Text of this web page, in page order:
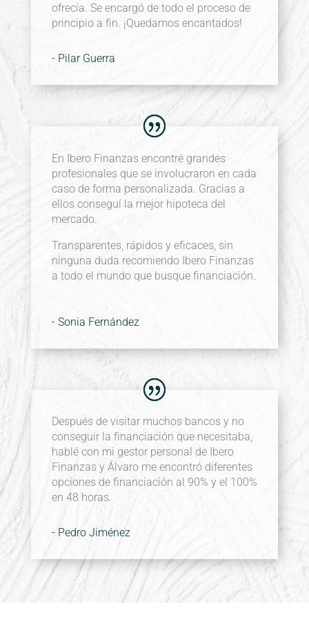
ofrecía. Se encargó de todo el proceso de
principio a fin. ¡Quedamos encantados!
- Pilar Guerra
En Ibero Finanzas encontré grandes
profesionales que se involucraron en cada
caso de forma personalizada. Gracias a
ellos conseguí la mejor hipoteca del
mercado.
Transparentes, rápidos y eficaces, sin
ninguna duda recomiendo Ibero Finanzas
a todo el mundo que busque financiación.
- Sonia Fernández
Después de visitar muchos bancos y no
conseguir la financiación que necesitaba,
hablé con mi gestor personal de Ibero
Finanzas y Álvaro me encontró diferentes
opciones de financiación al 90% y el 100%
en 48 horas.
- Pedro Jiménez